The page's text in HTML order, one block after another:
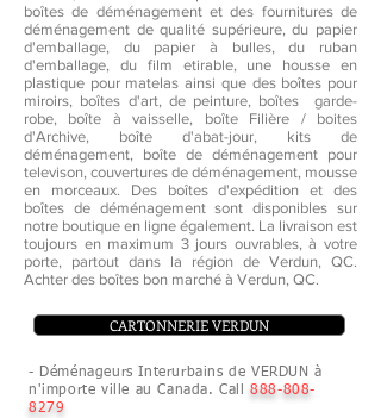
boîtes de déménagement et des fournitures de
déménagement de qualité supérieure, du papier
d'emballage, du papier à bulles, du ruban
d'emballage, du film etirable, une housse en
plastique pour matelas ainsi que des boîtes pour
miroirs, boîtes d'art, de peinture, boîtes garde-
robe, boîte à vaisselle, boîte Filière / boites
d'Archive, boîte d'abat-jour, kits de
déménagement, boîte de déménagement pour
televison, couvertures de déménagement, mousse
en morceaux. Des boîtes d'expédition et des
boîtes de déménagement sont disponibles sur
notre boutique en ligne également. La livraison est
toujours en maximum 3 jours ouvrables, à votre
porte, partout dans la région de Verdun, QC.
Achter des boîtes bon marché à Verdun, QC.
- Déménageurs Interurbains de VERDUN à
n'importe ville au Canada. Call888-808-
8279
CARTONNERIE VERDUN